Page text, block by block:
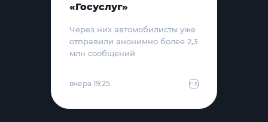
«Госуслуг»
Через них автомобилисты уже
отправили анонимно более 2,3
млн сообщений
вчера 19:25